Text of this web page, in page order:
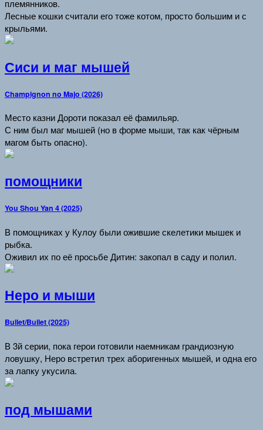
племянников.
Лесные кошки считали его тоже котом, просто большим и с
крыльями.
Сиси и маг мышей
Champignon no Majo (2026)
Место казни Дороти показал её фамильяр.
С ним был маг мышей (но в форме мыши, так как чёрным
магом быть опасно).
помощники
You Shou Yan 4 (2025)
В помощниках у Кулоу были ожившие скелетики мышек и
рыбка.
Оживил их по её просьбе Дитин: закопал в саду и полил.
Неро и мыши
Bullet/Bullet (2025)
В 3й серии, пока герои готовили наемникам грандиозную
ловушку, Неро встретил трех аборигенных мышей, и одна его
за лапку укусила.
под мышами